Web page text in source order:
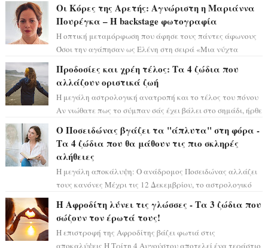
Οι Κόρες της Αρετής: Αγνώριστη η Μαριάννα
Πουρέγκα – H backstage φωτογραφία
Η οπτική μεταμόρφωση που άφησε τους πάντες άφωνους
Όσοι την αγάπησαν ως Ελένη στη σειρά «Μια νύχτα
Προδοσίες και χρέη τέλος: Τα 4 ζώδια που
αλλάζουν οριστικά ζωή
Η μεγάλη αστρολογική ανατροπή και το τέλος του πόνου
Αν νιώθατε πως το σύμπαν σάς έχει βάλει στο σημάδι, ήρθε
Ο Ποσειδώνας βγάζει τα "άπλυτα" στη φόρα -
Τα 4 ζώδια που θα μάθουν τις πιο σκληρές
αλήθειες
Η μεγάλη αποκάλυψη: Ο ανάδρομος Ποσειδώνας αλλάζει
τους κανόνες Μέχρι τις 12 Δεκεμβρίου, το αστρολογικό
Η Αφροδίτη λύνει τις γλώσσες - Τα 3 ζώδια που
σώζουν τον έρωτά τους!
Η επιστροφή της Αφροδίτης βάζει φωτιά στις
αποκαλύψεις Η Τρίτη 4 Αυγούστου αποτελεί ένα τεράστιο